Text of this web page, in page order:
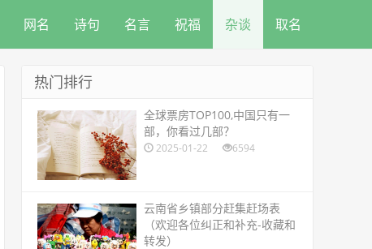
网名 诗句 名言 祝福 杂谈 取名
热门排行
​全球票房TOP100,中国只有一
部，你看过几部？
2025-01-22 6594
​云南省乡镇部分赶集赶场表
（欢迎各位纠正和补充-收藏和
转发）